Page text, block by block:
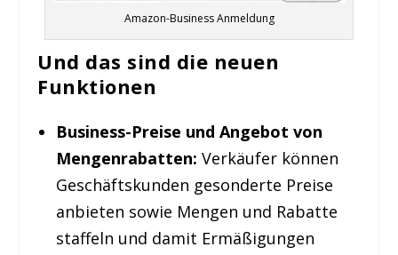
Amazon-Business Anmeldung
Und das sind die neuen
Funktionen
Business-Preise und Angebot von
Mengenrabatten: Verkäufer können
Geschäftskunden gesonderte Preise
anbieten sowie Mengen und Rabatte
staffeln und damit Ermäßigungen